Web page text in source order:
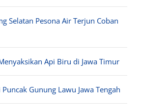
Selatan Pesona Air Terjun Coban
Api Biru di Jawa Timur
Gunung Lawu Jawa Tengah